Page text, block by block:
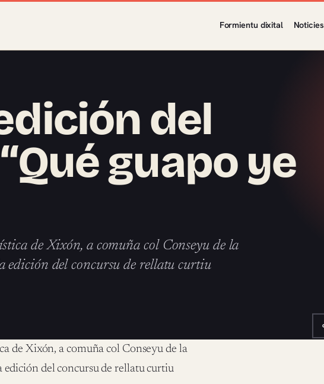
Formientu dixital Noticies
del
guapo ye
de Xixón, a comuña col Conseyu de la
edición del concursu de rellatu curtiu
de Xixón, a comuña col Conseyu de la
edición del concursu de rellatu curtiu